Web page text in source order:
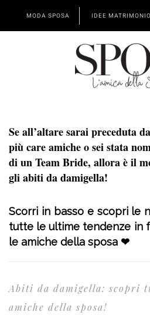
MODA SPOSA IDEE MATRIMONIO
Se all’altare sarai preceduta
più care amiche o sei stata
di un Team Bride, allora è il
gli abiti da damigella!
Scorri in basso e scopri le
tutte le ultime tendenze in
le amiche della sposa ❤
Abiti da damigella: scopri
amiche della sposa!